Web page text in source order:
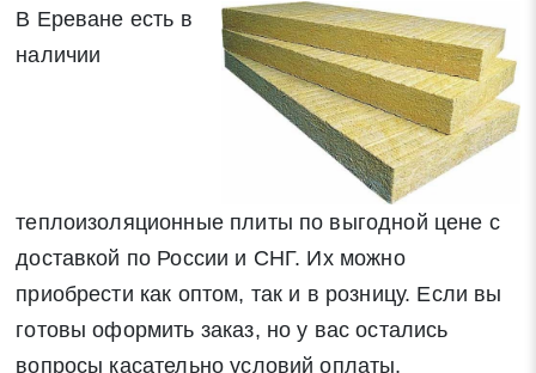
В Ереване есть в
наличии
теплоизоляционные плиты по выгодной цене с
доставкой по России и СНГ. Их можно
приобрести как оптом, так и в розницу. Если вы
готовы оформить заказ, но у вас остались
вопросы касательно условий оплаты,